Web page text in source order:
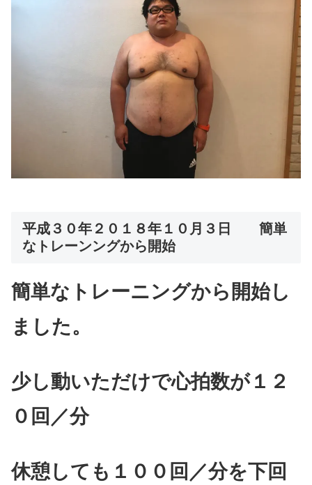
平成３０年２０１８年１０月３日 簡単
なトレーンングから開始
簡単なトレーニングから開始し
ました。
少し動いただけで心拍数が１２
０回／分
休憩しても１００回／分を下回